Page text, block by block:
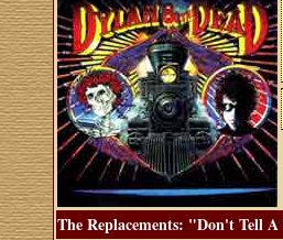
The Replacements: "Don't Tell